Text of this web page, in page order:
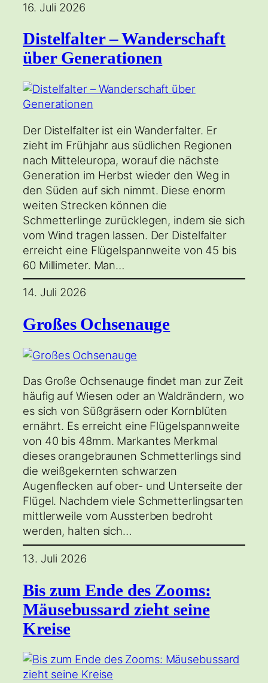
16. Juli 2026
Distelfalter – Wanderschaft
über Generationen
Der Distelfalter ist ein Wanderfalter. Er
zieht im Frühjahr aus südlichen Regionen
nach Mitteleuropa, worauf die nächste
Generation im Herbst wieder den Weg in
den Süden auf sich nimmt. Diese enorm
weiten Strecken können die
Schmetterlinge zurücklegen, indem sie sich
vom Wind tragen lassen. Der Distelfalter
erreicht eine Flügelspannweite von 45 bis
60 Millimeter. Man…
14. Juli 2026
Großes Ochsenauge
Das Große Ochsenauge findet man zur Zeit
häufig auf Wiesen oder an Waldrändern, wo
es sich von Süßgräsern oder Kornblüten
ernährt. Es erreicht eine Flügelspannweite
von 40 bis 48mm. Markantes Merkmal
dieses orangebraunen Schmetterlings sind
die weißgekernten schwarzen
Augenflecken auf ober- und Unterseite der
Flügel. Nachdem viele Schmetterlingsarten
mittlerweile vom Aussterben bedroht
werden, halten sich…
13. Juli 2026
Bis zum Ende des Zooms:
Mäusebussard zieht seine
Kreise